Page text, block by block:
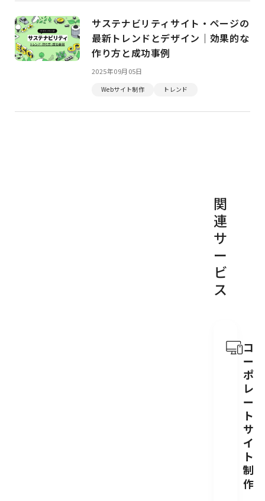
サステナビリティサイト・ページの
最新トレンドとデザイン｜効果的な
作り方と成功事例
2025年09月05日
Webサイト制作 トレンド
関
連
サ
ー
ビ
ス
コ
ー
ポ
レ
ー
ト
サ
イ
ト
制
作